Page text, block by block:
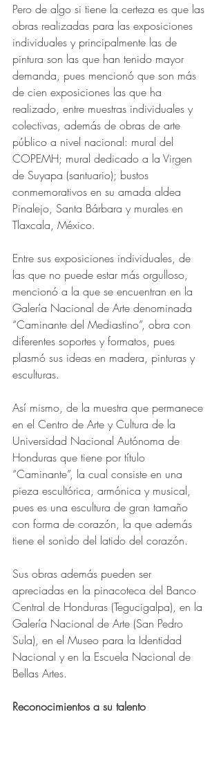
Pero de algo si tiene la certeza es que las
obras realizadas para las exposiciones
individuales y principalmente las de
pintura son las que han tenido mayor
demanda, pues mencionó que son más
de cien exposiciones las que ha
realizado, entre muestras individuales y
colectivas, además de obras de arte
público a nivel nacional: mural del
COPEMH; mural dedicado a la Virgen
de Suyapa (santuario); bustos
conmemorativos en su amada aldea
Pinalejo, Santa Bárbara y murales en
Tlaxcala, México.
Entre sus exposiciones individuales, de
las que no puede estar más orgulloso,
mencionó a la que se encuentran en la
Galería Nacional de Arte denominada
“Caminante del Mediastino”, obra con
diferentes soportes y formatos, pues
plasmó sus ideas en madera, pinturas y
esculturas.
Así mismo, de la muestra que permanece
en el Centro de Arte y Cultura de la
Universidad Nacional Autónoma de
Honduras que tiene por título
“Caminante”, la cual consiste en una
pieza escultórica, armónica y musical,
pues es una escultura de gran tamaño
con forma de corazón, la que además
tiene el sonido del latido del corazón.
Sus obras además pueden ser
apreciadas en la pinacoteca del Banco
Central de Honduras (Tegucigalpa), en la
Galería Nacional de Arte (San Pedro
Sula), en el Museo para la Identidad
Nacional y en la Escuela Nacional de
Bellas Artes.
Reconocimientos a su talento